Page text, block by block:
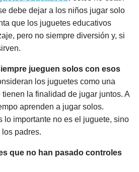
debe dejar a los niños jugar solo
que los juguetes educativos
pero no siempre diversión y, si
jueguen solos con esos
los juguetes como una
la finalidad de jugar juntos. A
aprenden a jugar solos.
lo importante no es el juguete, sino
padres.
que no han pasado controles